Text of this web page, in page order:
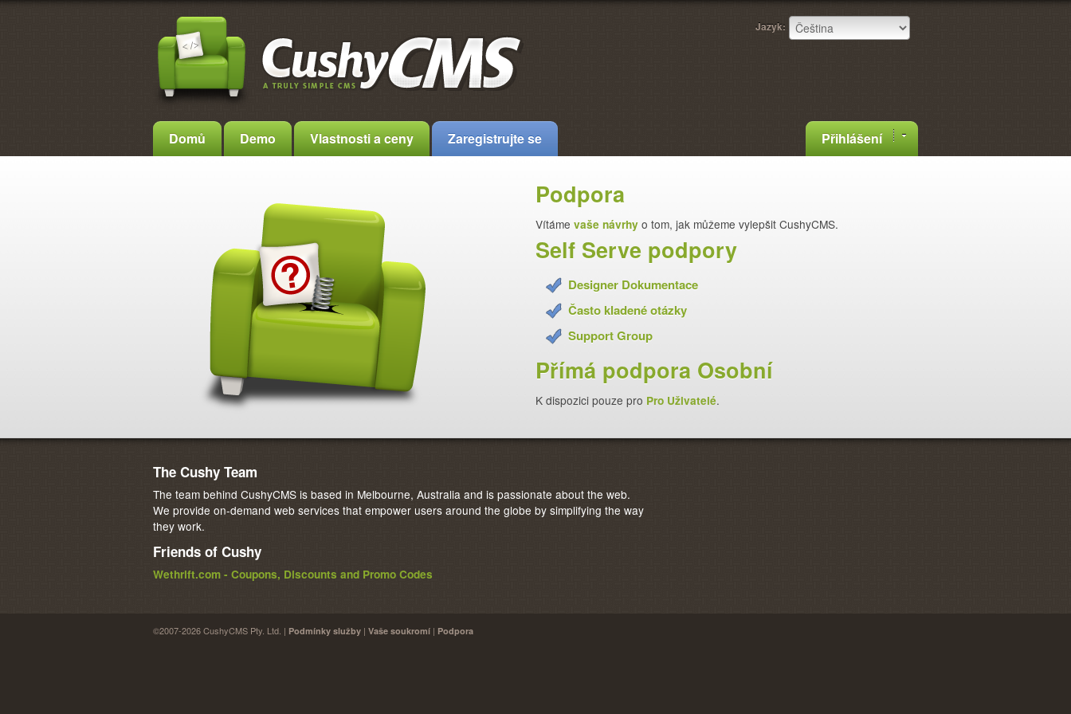
Jazyk:
Domů Demo Vlastnosti a ceny Zaregistrujte se Přihlášení
Podpora
Vítáme vaše návrhy o tom, jak můžeme vylepšit CushyCMS.
Self Serve podpory
Designer Dokumentace
Často kladené otázky
Support Group
Přímá podpora Osobní
K dispozici pouze pro Pro Uživatelé.
The Cushy Team
The team behind CushyCMS is based in Melbourne, Australia and is passionate about the web.
We provide on-demand web services that empower users around the globe by simplifying the way
they work.
Friends of Cushy
Wethrift.com - Coupons, Discounts and Promo Codes
©2007-2026 CushyCMS Pty. Ltd. | Podmínky služby | Vaše soukromí | Podpora